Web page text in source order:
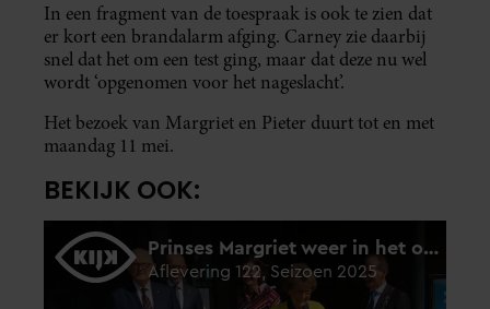
In een fragment van de toespraak is ook te zien dat
er kort een brandalarm afging. Carney zie daarbij
snel dat het om een test ging, maar dat deze nu wel
wordt ‘opgenomen voor het nageslacht’.
Het bezoek van Margriet en Pieter duurt tot en met
maandag 11 mei.
BEKIJK OOK: